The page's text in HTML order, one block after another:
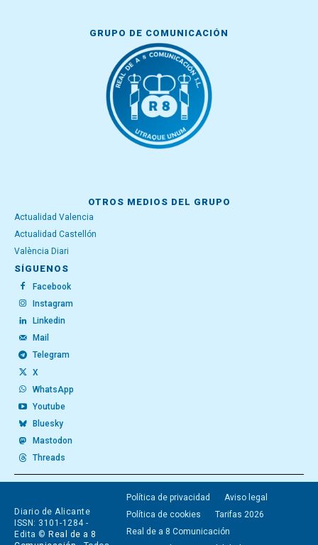
GRUPO DE COMUNICACIÓN
OTROS MEDIOS DEL GRUPO
Actualidad Valencia
Actualidad Castellón
València Diari
SÍGUENOS
Facebook
Instagram
Linkedin
Mail
Telegram
X
WhatsApp
Youtube
Bluesky
Mastodon
Threads
Diario de Alicante
ISSN: 3101-1284 -
Edita © Real de a 8
Política de privacidad
Aviso legal
Política de cookies
Tarifas 2026
Real de a 8 Comunicación